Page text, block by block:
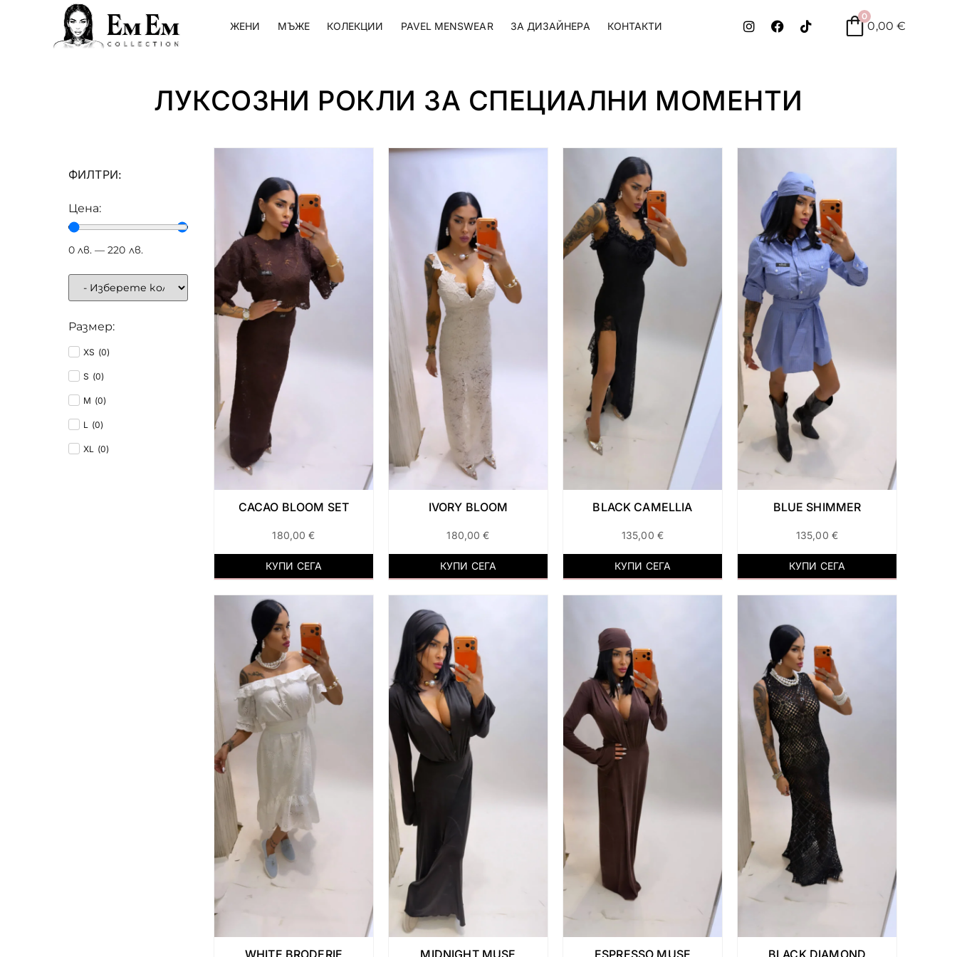
ЖЕНИ МЪЖЕ КОЛЕКЦИИ PAVEL MENSWEAR ЗА ДИЗАЙНЕРА КОНТАКТИ
0
0,00 €
ЛУКСОЗНИ РОКЛИ ЗА СПЕЦИАЛНИ МОМЕНТИ
CACAO BLOOM SET
180,00€
КУПИ СЕГА
IVORY BLOOM
180,00€
КУПИ СЕГА
BLACK CAMELLIA
135,00 €
КУПИ СЕГА
BLUE SHIMMER
135,00 €
КУПИ СЕГА
WHITE BRODERIE MIDNIGHT MUSE ESPRESSO MUSE BLACK DIAMOND
ФИЛТРИ:
Цена:
0лв. —220 лв.
Размер:
XS (0)
S (0)
M (0)
L (0)
XL (0)